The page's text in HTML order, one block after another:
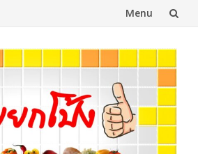
Menu